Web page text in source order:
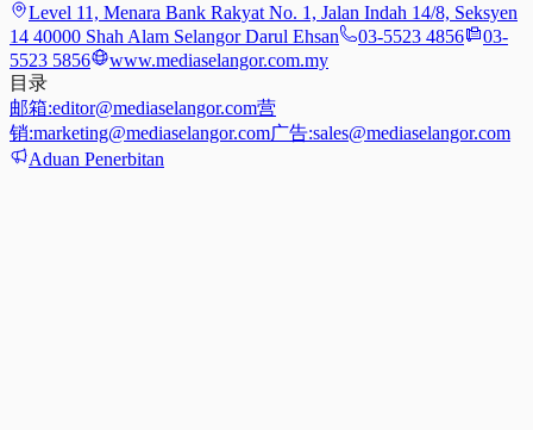
Level 11, Menara Bank Rakyat No. 1, Jalan Indah 14/8, Seksyen
14 40000 Shah Alam Selangor Darul Ehsan
03-5523 4856
03-
5523 5856
www.mediaselangor.com.my
目录
邮箱:editor@mediaselangor.com营
销:marketing@mediaselangor.com广告:sales@mediaselangor.com
Aduan Penerbitan